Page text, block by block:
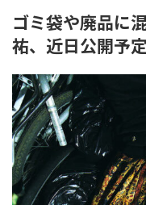
新
日
時
ゴミ袋や廃品に
祐、近日公開予